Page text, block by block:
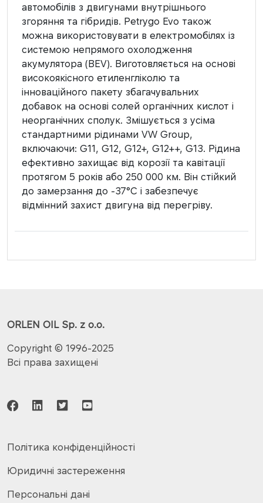
автомобілів з двигунами внутрішнього
згоряння та гібридів. Petrygo Evo також
можна використовувати в електромобілях із
системою непрямого охолодження
акумулятора (BEV). Виготовляється на основі
високоякісного етиленгліколю та
інноваційного пакету збагачувальних
добавок на основі солей органічних кислот і
неорганічних сполук. Змішується з усіма
стандартними рідинами VW Group,
включаючи: G11, G12, G12+, G12++, G13. Рідина
ефективно захищає від корозії та кавітації
протягом 5 років або 250 000 км. Він стійкий
до замерзання до -37°C і забезпечує
відмінний захист двигуна від перегріву.
ORLEN OIL Sp. z o.o.
Copyright © 1996-2025
Всі права захищені
Політика конфіденційності
Юридичні застереження
Персональні дані